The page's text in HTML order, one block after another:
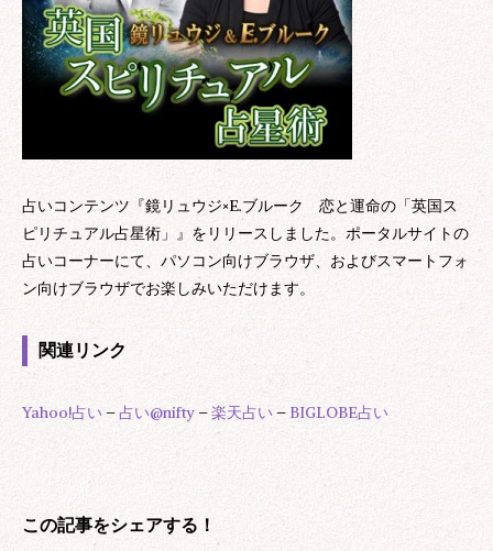
占いコンテンツ『鏡リュウジ×E.ブルーク 恋と運命の「英国ス
ピリチュアル占星術」』をリリースしました。ポータルサイトの
占いコーナーにて、パソコン向けブラウザ、およびスマートフォ
ン向けブラウザでお楽しみいただけます。
関連リンク
Yahoo!占い –占い@nifty –楽天占い – BIGLOBE占い